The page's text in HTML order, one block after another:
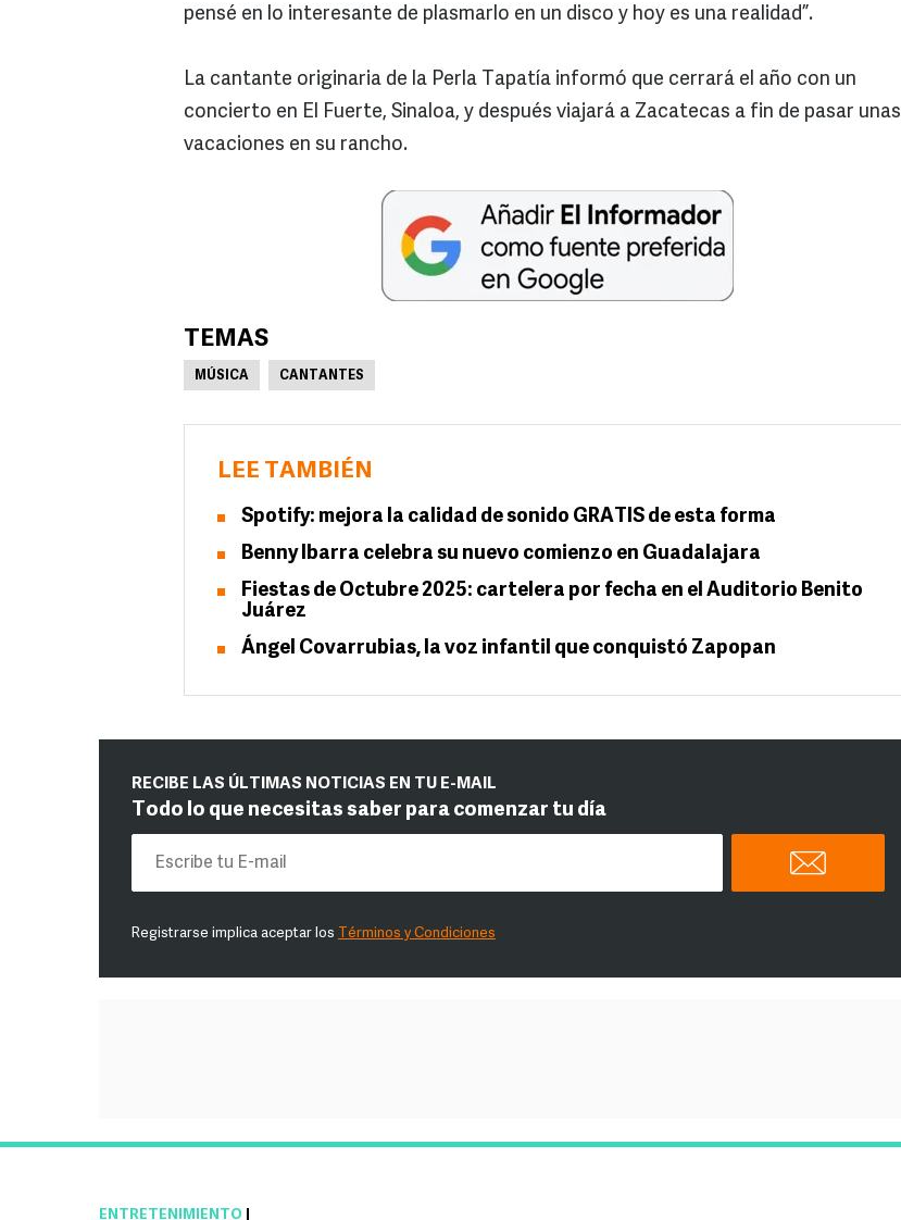
pensé en lo interesante de plasmarlo en un disco y hoy es una realidad”.
La cantante originaria de la Perla Tapatía informó que cerrará el año con un
concierto en El Fuerte, Sinaloa, y después viajará a Zacatecas a fin de pasar unas
vacaciones en su rancho.
TEMAS
MÚSICA CANTANTES
LEE TAMBIÉN
Spotify: mejora la calidad de sonido GRATIS de esta forma
Benny Ibarra celebra su nuevo comienzo en Guadalajara
Fiestas de Octubre 2025: cartelera por fecha en el Auditorio Benito
Juárez
Ángel Covarrubias, la voz infantil que conquistó Zapopan
RECIBE LAS ÚLTIMAS NOTICIAS EN TU E-MAIL
Todo lo que necesitas saber para comenzar tu día
Registrarse implica aceptar los Términos y Condiciones
ENTRETENIMIENTO